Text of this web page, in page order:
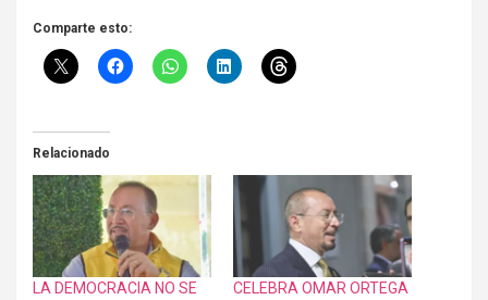
Comparte esto:
Relacionado
LA DEMOCRACIA NO SE
CELEBRA OMAR ORTEGA